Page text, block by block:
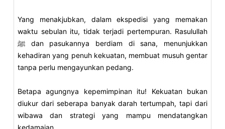
Yang menakjubkan, dalam ekspedisi yang memakan
waktu sebulan itu, tidak terjadi pertempuran. Rasulullah
ﷺ dan pasukannya berdiam di sana, menunjukkan
kehadiran yang penuh kekuatan, membuat musuh gentar
tanpa perlu mengayunkan pedang.
Betapa agungnya kepemimpinan itu! Kekuatan bukan
diukur dari seberapa banyak darah tertumpah, tapi dari
wibawa dan strategi yang mampu mendatangkan
kedamaian.